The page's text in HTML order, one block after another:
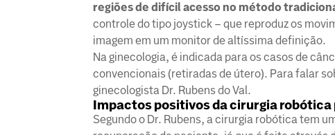
regiões de difícil acesso no método
controle do tipo joystick – que reproduz os
imagem em um monitor de altíssima definição.
Na ginecologia, é indicada para os casos de
convencionais (retiradas de útero). Para falar
ginecologista Dr. Rubens do Val.
Impactos positivos da cirurgia robótica
Segundo o Dr. Rubens, a cirurgia robótica tem